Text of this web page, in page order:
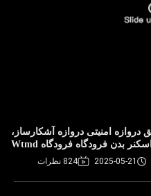
دروازه امنیتی دروازه آشکارساز،
اسکنر بدن فرودگاه فرودگاه Wtmd
2025-05-21 824 نظرات